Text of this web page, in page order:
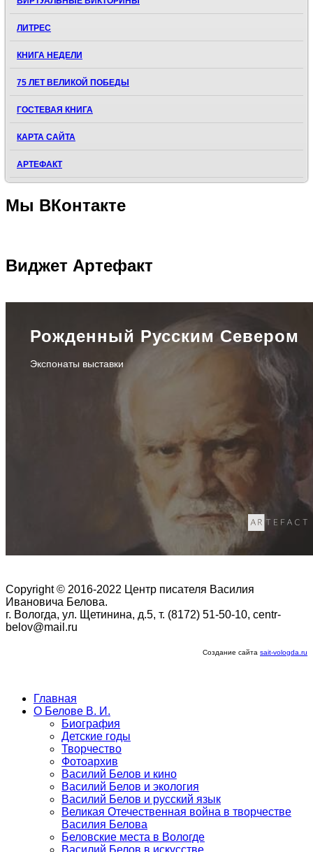
ЛИТРЕС
КНИГА НЕДЕЛИ
75 ЛЕТ ВЕЛИКОЙ ПОБЕДЫ
ГОСТЕВАЯ КНИГА
КАРТА САЙТА
АРТЕФАКТ
Мы ВКонтакте
Виджет Артефакт
Рожденный Русским Севером
Экспонаты выставки
Copyright © 2016-2022 Центр писателя Василия
Ивановича Белова.
г. Вологда, ул. Щетинина, д.5, т. (8172) 51-50-10, centr-
belov@mail.ru
Создание сайта sait-vologda.ru
Главная
О Белове В. И.
Биография
Детские годы
Творчество
Фотоархив
Василий Белов и кино
Василий Белов и экология
Василий Белов и русский язык
Великая Отечественная война в творчестве
Василия Белова
Беловские места в Вологде
Василий Белов в искусстве